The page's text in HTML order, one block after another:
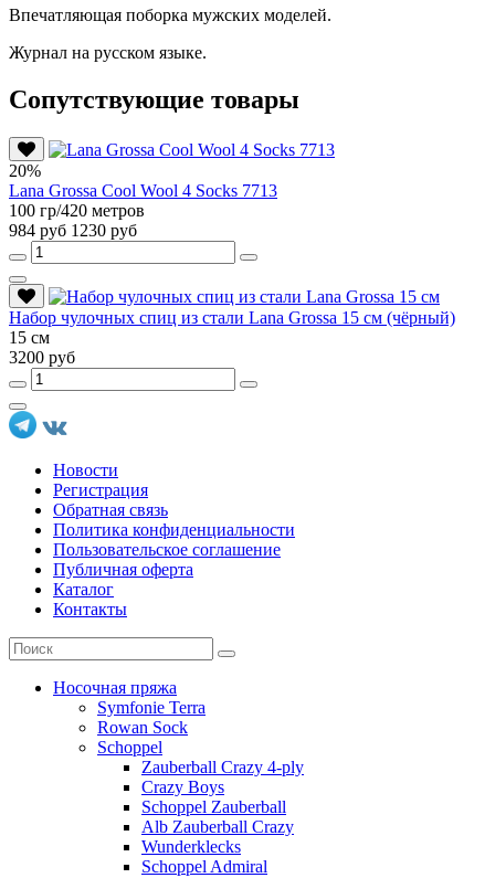
Впечатляющая поборка мужских моделей.
Журнал на русском языке.
Сопутствующие товары
20%
Lana Grossa Cool Wool 4 Socks 7713
100 гр/420 метров
984 руб 1230 руб
Набор чулочных спиц из стали Lana Grossa 15 см (чёрный)
15 см
3200 руб
Новости
Регистрация
Обратная связь
Политика конфиденциальности
Пользовательское соглашение
Публичная оферта
Каталог
Контакты
Носочная пряжа
Symfonie Terra
Rowan Sock
Schoppel
Zauberball Crazy 4-ply
Crazy Boys
Schoppel Zauberball
Alb Zauberball Crazy
Wunderklecks
Schoppel Admiral